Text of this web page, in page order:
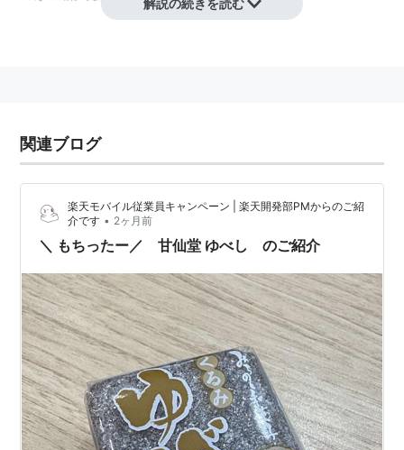
クリック: 3回
柚餅子総本家中浦屋 柚子最中 6
個入×2個セット
出版社/メーカー:柚餅子総本家中浦屋
メディア:その他
この商品を含むブログを見る
柚餅子（ゆべし） 10個箱入
ジャンル: スイーツ>和菓子・駄菓
子・中華菓子>ゆべし
ショップ: 松江 福田屋
解説の続きを読む
関連ブログ
楽天モバイル従業員キャンペーン | 楽天開発部PMからのご紹
介です • 2ヶ月前
＼ もちったー／ 甘仙堂 ゆべし のご紹介